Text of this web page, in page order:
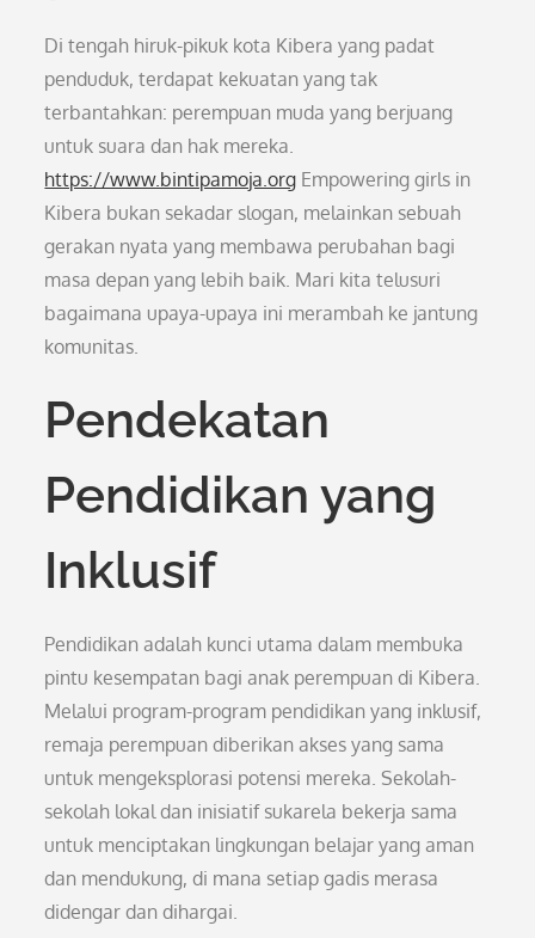
Di tengah hiruk-pikuk kota Kibera yang padat
penduduk, terdapat kekuatan yang tak
terbantahkan: perempuan muda yang berjuang
untuk suara dan hak mereka.
https://www.bintipamoja.org Empowering girls in
Kibera bukan sekadar slogan, melainkan sebuah
gerakan nyata yang membawa perubahan bagi
masa depan yang lebih baik. Mari kita telusuri
bagaimana upaya-upaya ini merambah ke jantung
komunitas.
Pendekatan
Pendidikan yang
Inklusif
Pendidikan adalah kunci utama dalam membuka
pintu kesempatan bagi anak perempuan di Kibera.
Melalui program-program pendidikan yang inklusif,
remaja perempuan diberikan akses yang sama
untuk mengeksplorasi potensi mereka. Sekolah-
sekolah lokal dan inisiatif sukarela bekerja sama
untuk menciptakan lingkungan belajar yang aman
dan mendukung, di mana setiap gadis merasa
didengar dan dihargai.